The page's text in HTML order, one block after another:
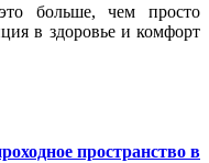
больше, чем просто
в здоровье и комфорт
пространство в